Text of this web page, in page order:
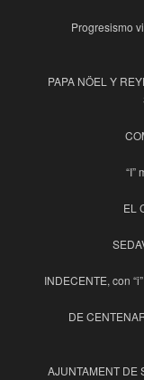
Progresismo
PAPA NÖEL Y
“I”
EL
INDECENTE, con
DE
AJUNTAMENT DE